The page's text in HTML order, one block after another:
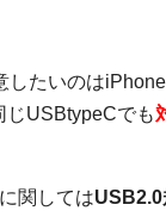
したいのは
USBtypeCでも
関してはUSB2.0